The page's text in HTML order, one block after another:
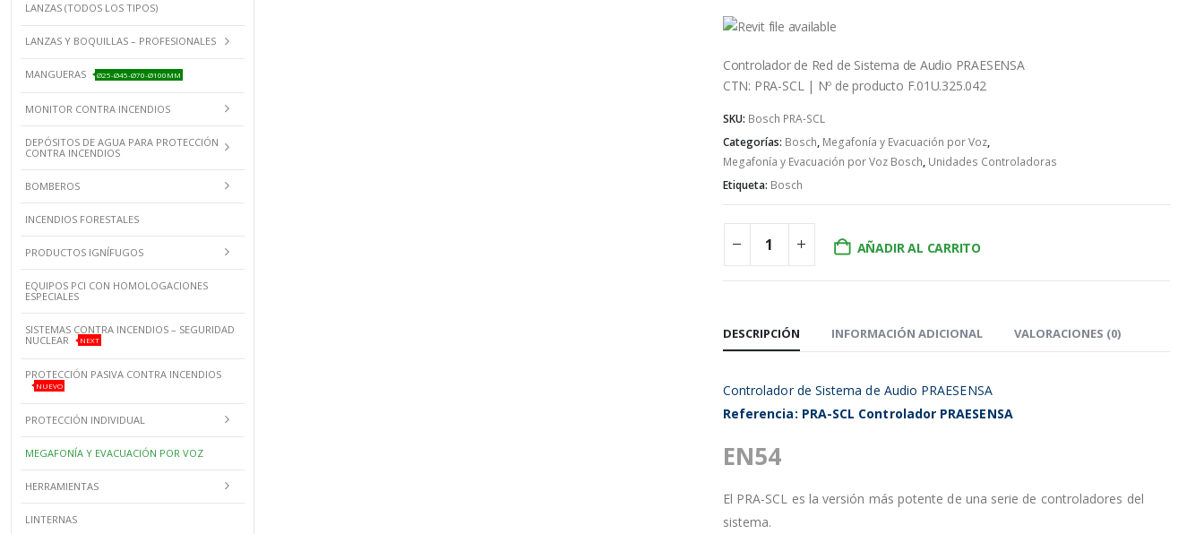
Controlador de Red de Sistema de Audio PRAESENSA
CTN: PRA-SCL | Nº de producto F.01U.325.042
SKU: Bosch PRA-SCL
Categorías: Bosch, Megafonía y Evacuación por Voz,
Megafonía y Evacuación por Voz Bosch, Unidades Controladoras
Etiqueta: Bosch
AÑADIR AL CARRITO
DESCRIPCIÓN INFORMACIÓN ADICIONAL VALORACIONES (0)
Controlador de Sistema de Audio PRAESENSA
Referencia: PRA-SCL Controlador PRAESENSA
EN54
El PRA-SCL es la versión más potente de una serie de controladores del
sistema.
LANZAS (TODOS LOS TIPOS)
LANZAS Y BOQUILLAS – PROFESIONALES
MANGUERAS Ø25-Ø45-Ø70-Ø100MM
MONITOR CONTRA INCENDIOS
DEPÓSITOS DE AGUA PARA PROTECCIÓN
CONTRA INCENDIOS
BOMBEROS
INCENDIOS FORESTALES
PRODUCTOS IGNÍFUGOS
EQUIPOS PCI CON HOMOLOGACIONES
ESPECIALES
SISTEMAS CONTRA INCENDIOS – SEGURIDAD
NUCLEAR
NEXT
PROTECCIÓN PASIVA CONTRA INCENDIOS
NUEVO
PROTECCIÓN INDIVIDUAL
MEGAFONÍA Y EVACUACIÓN POR VOZ
HERRAMIENTAS
LINTERNAS